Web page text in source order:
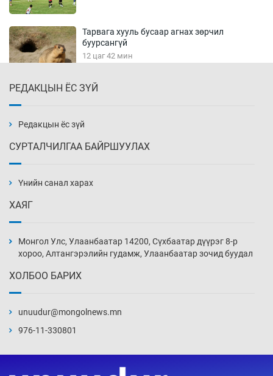
Тарвага хууль бусаар агнах зөрчил
буурсангүй
12 цаг 42 мин
13 цаг 12 мин
13 цаг 42 мин
14 цаг 12 мин
хэмжээг шинэчлэн тогтоох нь
РЕДАКЦЫН ЁС ЗҮЙ
Редакцын ёс зүй
СУРТАЛЧИЛГАА БАЙРШУУЛАХ
Үнийн санал харах
ХАЯГ
Монгол Улс, Улаанбаатар 14200, Сүхбаатар дүүрэг 8-р
хороо, Алтангэрэлийн гудамж, Улаанбаатар зочид буудал
ХОЛБОО БАРИХ
unuudur@mongolnews.mn
976-11-330801